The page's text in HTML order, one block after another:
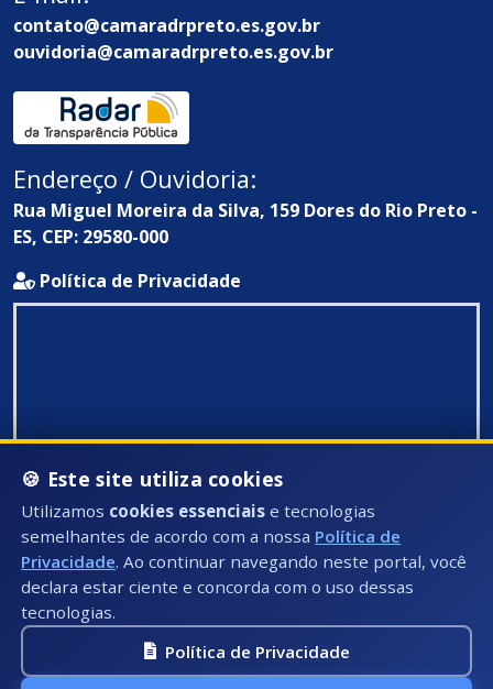
contato@camaradrpreto.es.gov.br
ouvidoria@camaradrpreto.es.gov.br
Endereço / Ouvidoria:
Rua Miguel Moreira da Silva, 159 Dores do Rio Preto -
ES, CEP: 29580-000
Política de Privacidade
Todos Direitos Reservados ©: 2026
🍪 Este site utiliza cookies
Utilizamos cookies essenciais e tecnologias
semelhantes de acordo com a nossa Política de
Privacidade. Ao continuar navegando neste portal, você
declara estar ciente e concorda com o uso dessas
tecnologias.
Política de Privacidade